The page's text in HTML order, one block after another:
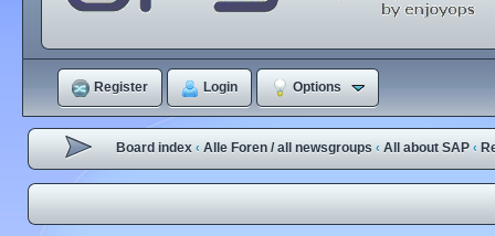
Register Login Options
Board index ‹ Alle Foren / all newsgroups ‹ All about SAP ‹